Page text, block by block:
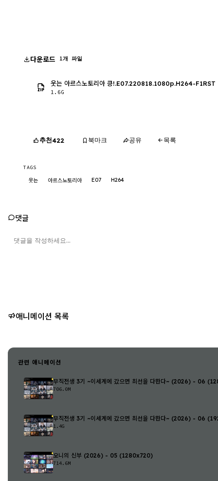
다운로드 1개 파일
웃는 아르스노토리아 킁!.E07.220818.1080p.H264-F1RST
1.6G
추천422 북마크 공유 목록
TAGS
웃는 아르스노토리아 E07 H264
댓글
애니메이션 목록
관련 애니메이션
무직전생 3기 ~이세계에 갔으면 최선을 다한다~ (2026) - 06
706.0M
무직전생 3기 ~이세계에 갔으면 최선을 다한다~ (2026) - 06
1.4G
오니의 신부 (2026) - 05 (1280x720)
714.6M